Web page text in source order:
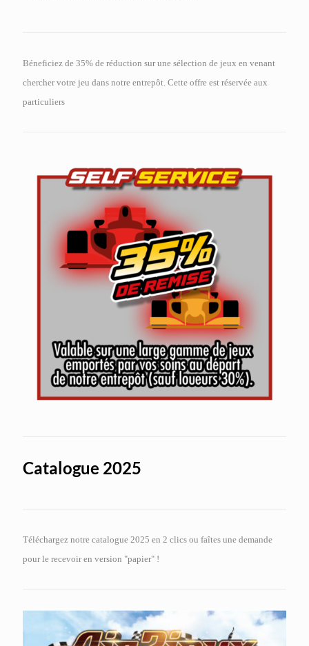
Béneficiez de 35% de réduction sur une sélection de jeux en venant
chercher votre jeu dans notre entrepôt. Cette offre est réservée aux
particuliers
Catalogue 2025
Téléchargez notre catalogue 2025 en 2 clics ou faîtes une demande
pour le recevoir en version "papier" !